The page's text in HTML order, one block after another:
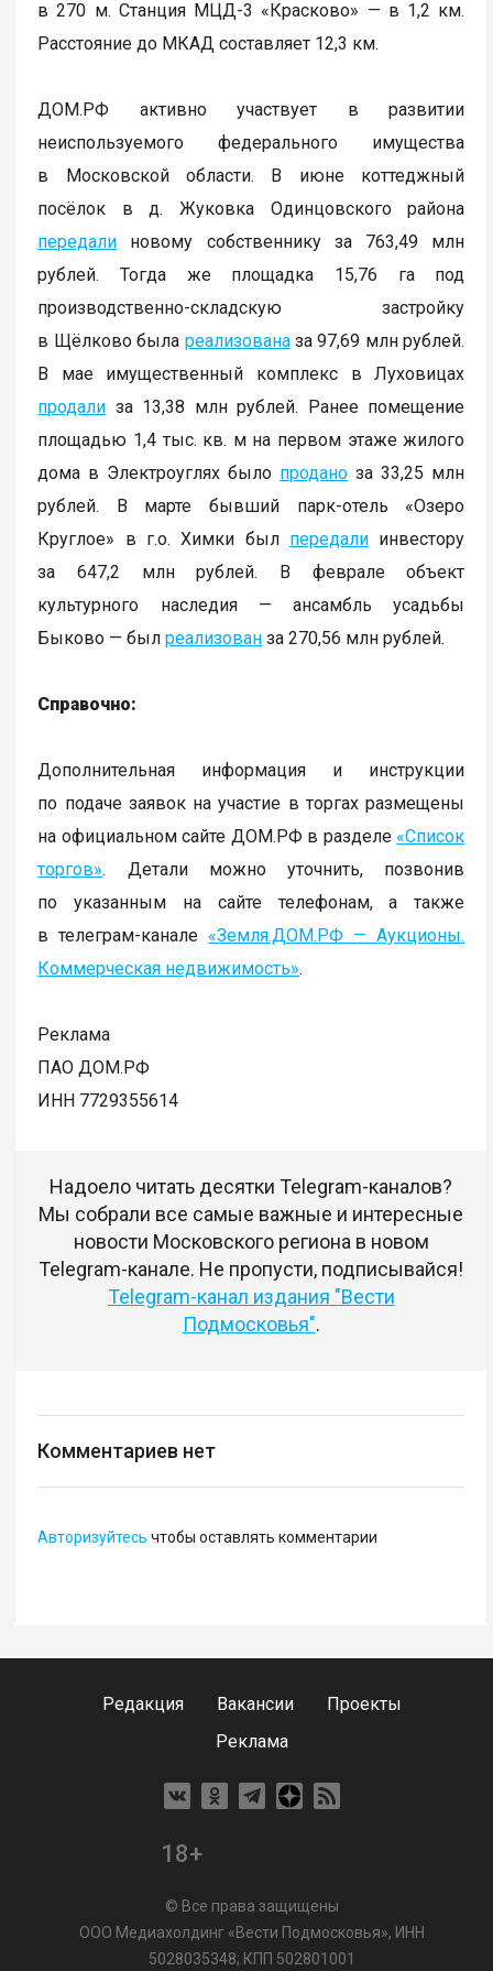
в 270 м. Станция МЦД-3 «Красково» — в 1,2 км.
Расстояние до МКАД составляет 12,3 км.
ДОМ.РФ активно участвует в развитии
неиспользуемого федерального имущества
в Московской области. В июне коттеджный
посёлок в д. Жуковка Одинцовского района
передали новому собственнику за 763,49 млн
рублей. Тогда же площадка 15,76 га под
производственно-складскую застройку
в Щёлково была реализованаза 97,69 млн рублей.
В мае имущественный комплекс в Луховицах
продали за 13,38 млн рублей. Ранее помещение
площадью 1,4 тыс. кв. м на первом этаже жилого
дома в Электроуглях было продано за 33,25 млн
рублей. В марте бывший парк-отель «Озеро
Круглое» в г.о. Химки был передалиинвестору
за 647,2 млн рублей. В феврале объект
культурного наследия — ансамбль усадьбы
Быково — былреализован за 270,56 млн рублей.
Справочно:
Дополнительная информация и инструкции
по подаче заявок на участие в торгах размещены
на официальном сайте ДОМ.РФ в разделе «Список
торгов». Детали можно уточнить, позвонив
по указанным на сайте телефонам, а также
в телеграм-канале «Земля.ДОМ.РФ — Аукционы.
Коммерческая недвижимость».
Реклама
ПАО ДОМ.РФ
ИНН 7729355614
Надоело читать десятки Telegram-каналов?
Мы собрали все самые важные и интересные
новости Московского региона в новом
Telegram-канале. Не пропусти, подписывайся!
Telegram-канал издания "Вести
Подмосковья".
Комментариев нет
Авторизуйтесь чтобы оставлять комментарии
Редакция Вакансии
Проекты
Реклама
18+
© Все права защищены
ООО Медиахолдинг «Вести Подмосковья», ИНН
5028035348; КПП 502801001